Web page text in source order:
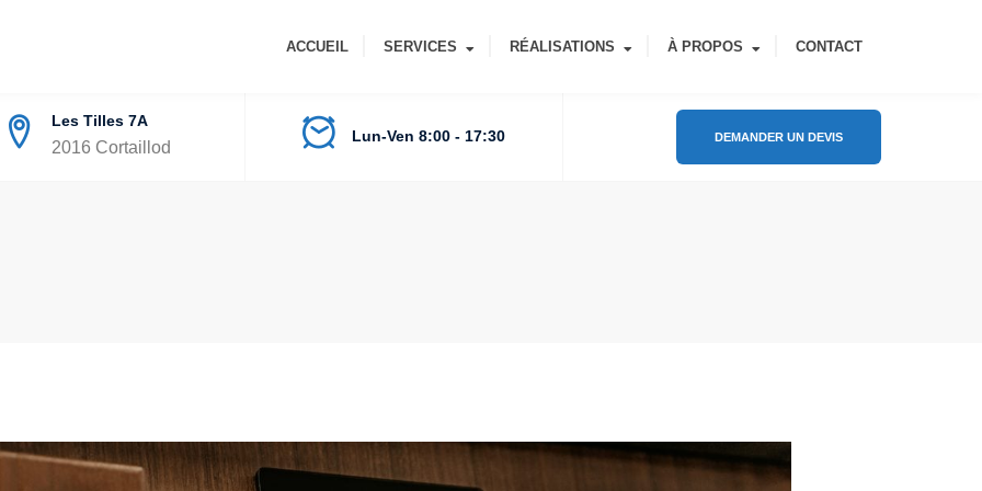
ACCUEIL SERVICES RÉALISATIONS À PROPOS CONTACT
Les Tilles 7A
2016 Cortaillod
Lun-Ven 8:00 - 17:30 DEMANDER UN DEVIS